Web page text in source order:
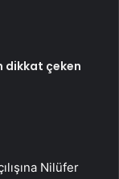
dikkat çeken
Nilüfer